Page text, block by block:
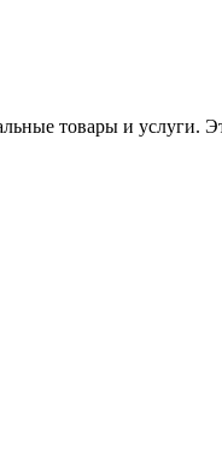
товары и услуги.